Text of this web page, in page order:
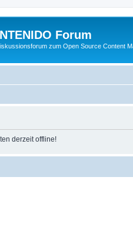
Forum
zum Open Source Content
derzeit offline!